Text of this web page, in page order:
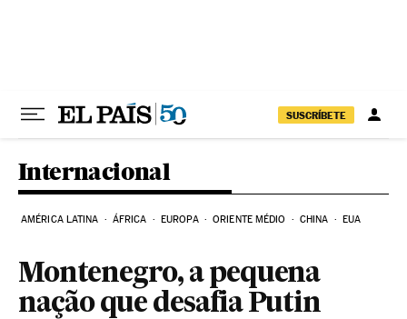
SUSCRÍBETE
Internacional
AMÉRICA LATINA ÁFRICA EUROPA ORIENTE MÉDIO CHINA EUA
Montenegro, a pequena
nação que desafia Putin